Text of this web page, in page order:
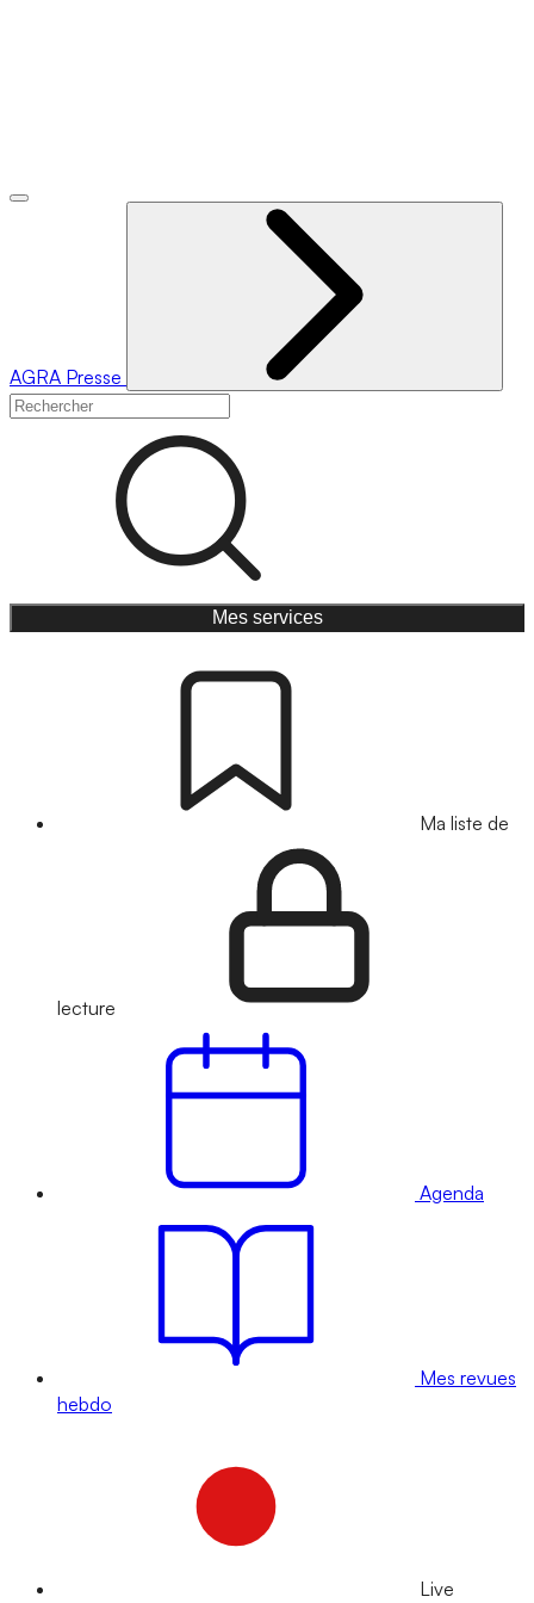
AGRA Presse
Mes services
Ma liste de
lecture
Agenda
Mes revues
hebdo
Live